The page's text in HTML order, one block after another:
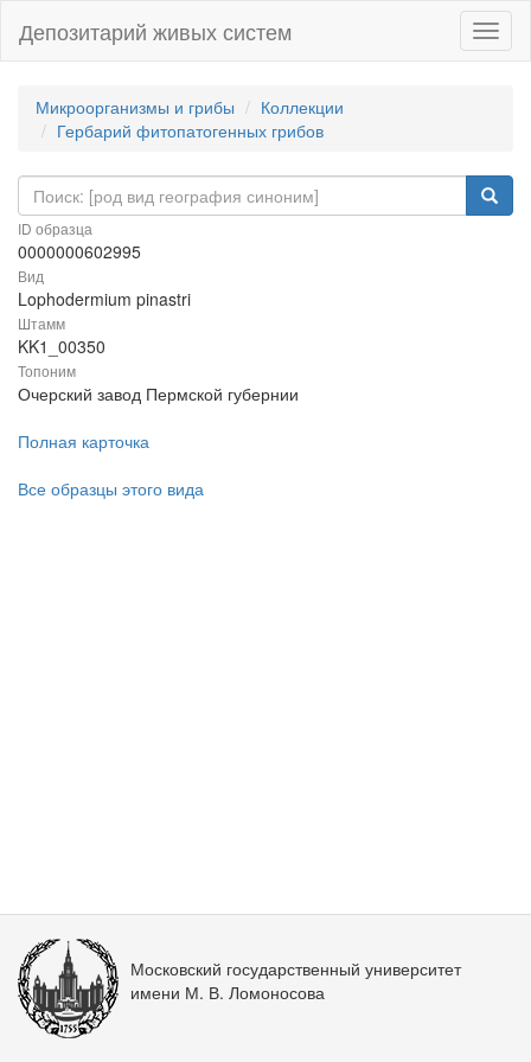
Депозитарий живых систем
Микроорганизмы и грибы
Коллекции
Гербарий фитопатогенных грибов
ID образца
0000000602995
Вид
Lophodermium pinastri
Штамм
KK1_00350
Топоним
Очерский завод Пермской губернии
Полная карточка
Все образцы этого вида
Московский государственный университет
имени М. В. Ломоносова